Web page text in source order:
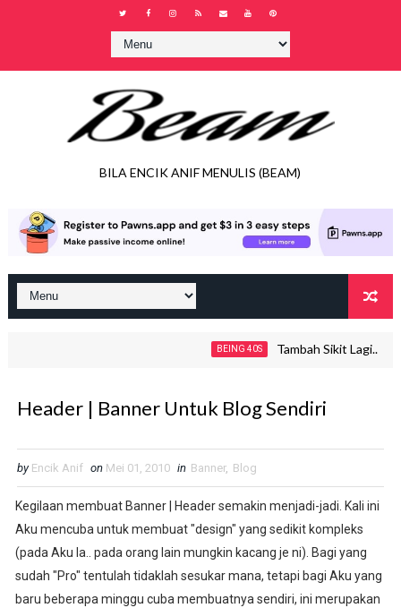
BILA ENCIK ANIF MENULIS (BEAM)
BEING 40S Tambah Sikit Lagi..
Header | Banner Untuk Blog Sendiri
by Encik Anif on Mei 01, 2010 in Banner, Blog
Kegilaan membuat Banner | Header semakin menjadi-jadi. Kali ini
Aku mencuba untuk membuat "design" yang sedikit kompleks
(pada Aku la.. pada orang lain mungkin kacang je ni). Bagi yang
sudah "Pro" tentulah tidaklah sesukar mana, tetapi bagi Aku yang
baru beberapa minggu cuba membuatnya sendiri, ini merupakan